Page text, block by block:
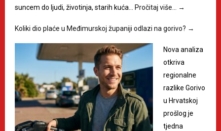
suncem do ljudi, životinja, starih kuća… Pročitaj više… →
Koliki dio plaće u Međimurskoj županiji odlazi na gorivo? →
Nova analiza
otkriva
regionalne
razlike Gorivo
u Hrvatskoj
prošlog je
tjedna